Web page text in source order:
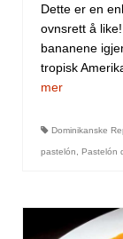
Dette er en
ovnsrett å
bananene
tropisk
mer
Dominikanske
pastelón Pastelón